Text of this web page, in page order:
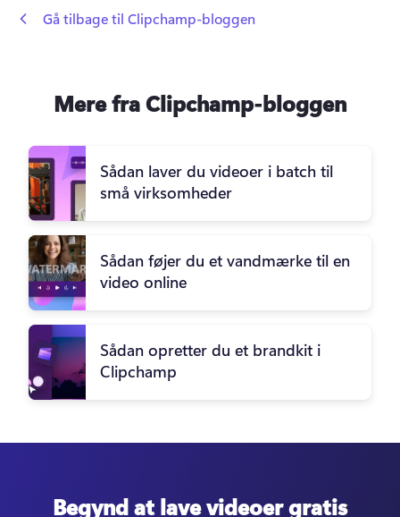
Gå tilbage til Clipchamp-bloggen
Mere fra Clipchamp-bloggen
Sådan laver du videoer i batch til
små virksomheder
Sådan føjer du et vandmærke til en
video online
Sådan opretter du et brandkit i
Clipchamp
Begynd at lave videoer gratis